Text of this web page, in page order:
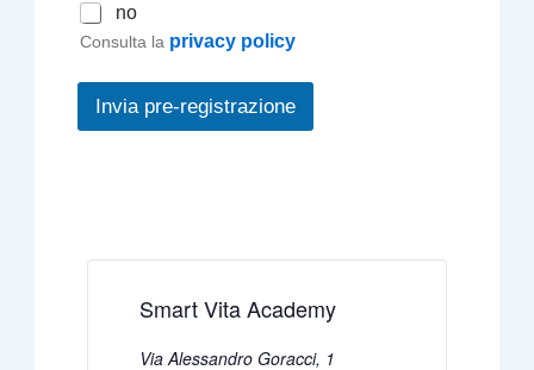
no
Consulta la privacy policy
Invia pre-registrazione
Smart Vita Academy
Via Alessandro Goracci, 1